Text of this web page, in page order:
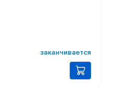
заканчивается